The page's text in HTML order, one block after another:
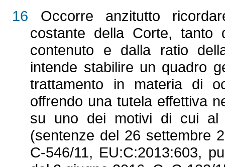
16 Occorre anzitutto
costante della Corte,
contenuto e dalla ratio
intende stabilire un quadro
trattamento in materia di
offrendo una tutela effettiva
su uno dei motivi di cui al
(sentenze del 26 settembre
C‑546/11, EU:C:2013:603,